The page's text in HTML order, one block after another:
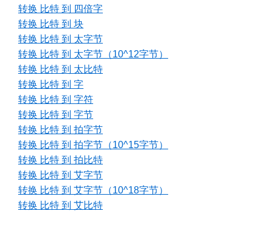
转换 比特 到 四倍字
转换 比特 到 块
转换 比特 到 太字节
转换 比特 到 太字节（10^12字节）
转换 比特 到 太比特
转换 比特 到 字
转换 比特 到 字符
转换 比特 到 字节
转换 比特 到 拍字节
转换 比特 到 拍字节（10^15字节）
转换 比特 到 拍比特
转换 比特 到 艾字节
转换 比特 到 艾字节（10^18字节）
转换 比特 到 艾比特